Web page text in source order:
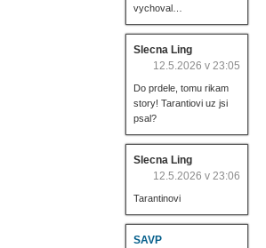
vychoval…
Slecna Ling
12.5.2026 v 23:05
Do prdele, tomu rikam
story! Tarantiovi uz jsi
psal?
Slecna Ling
12.5.2026 v 23:06
Tarantinovi
SAVP